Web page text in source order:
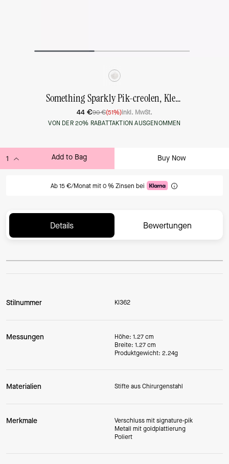
Something Sparkly Pik-creolen, Klein
44 €90 €(51%)inkl. MwSt.
VON DER 20% RABATTAKTION AUSGENOMMEN
Add to Bag Buy Now
Ab 15 €/Monat mit 0 % Zinsen bei
Details Bewertungen
Stilnummer KI362
Messungen
Höhe: 1.27 cm
Breite: 1.27 cm
Produktgewicht: 2.24g
Materialien Stifte aus Chirurgenstahl
Merkmale
Verschluss mit signature-pik
Metall mit goldplattierung
Poliert